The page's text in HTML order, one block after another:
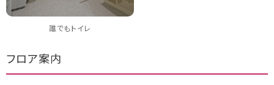
誰でもトイレ
フロア案内